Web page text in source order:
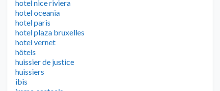
hotel nice riviera
hotel oceania
hotel paris
hotel plaza bruxelles
hotel vernet
hôtels
huissier de justice
huissiers
ibis